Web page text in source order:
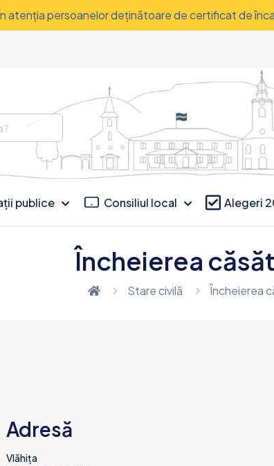
atenţia persoanelor deţinătoare de certificat de
publice Consiliul local Alegeri
Încheierea
Stare civilă Încheierea
Adresă
Vlăhița